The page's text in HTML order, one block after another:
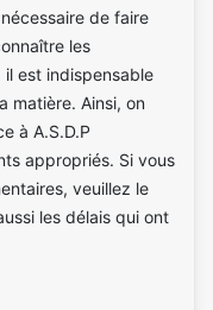
de faire
les
est indispensable
matière. Ainsi, on
à A.S.D.P
appropriés. Si vous
veuillez le
les délais qui ont